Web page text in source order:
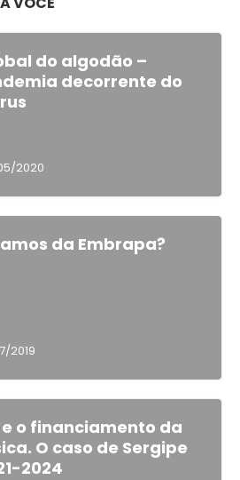
do algodão –
decorrente do
2020
da Embrapa?
2019
o financiamento da
O caso de Sergipe
2024